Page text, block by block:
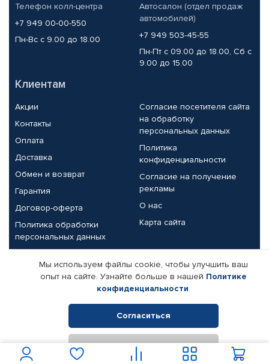
Телефон колл-центра
+7 949 00-00-550
Пн-Вс с 9.00 до 18.00
Автосалон (отдел продаж
автомобилей)
+7 949 503-45-55
Пн-Пт с 09.00 до 18.00, Сб с
9.00 до 15.00
Клиентам
Акции
Контакты
Оплата
Доставка
Обмен и возврат
Гарантия
Договор-оферта
Политика обработки
персональных данных
Согласие посетителя сайта
на обработку
персональных данных
Политика
конфиденциальности
Согласие на получение
рекламы
О нас
Карта сайта
Партнерам
Корпоративным клиентам
Поставщикам
Реквизиты компании
© КАМАЗ ЦЕНТР ДОНЕЦК, 2015-2026. Все права защищены.
Интернет-магазин автомобильных товаров Автопрофи.
Мы используем файлы cookie, чтобы улучшить ваш
опыт на сайте. Узнайте больше в нашей Политике
конфиденциальности.
Согласиться
Отклонить